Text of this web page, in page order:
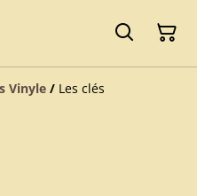
Vinyle / Les clés